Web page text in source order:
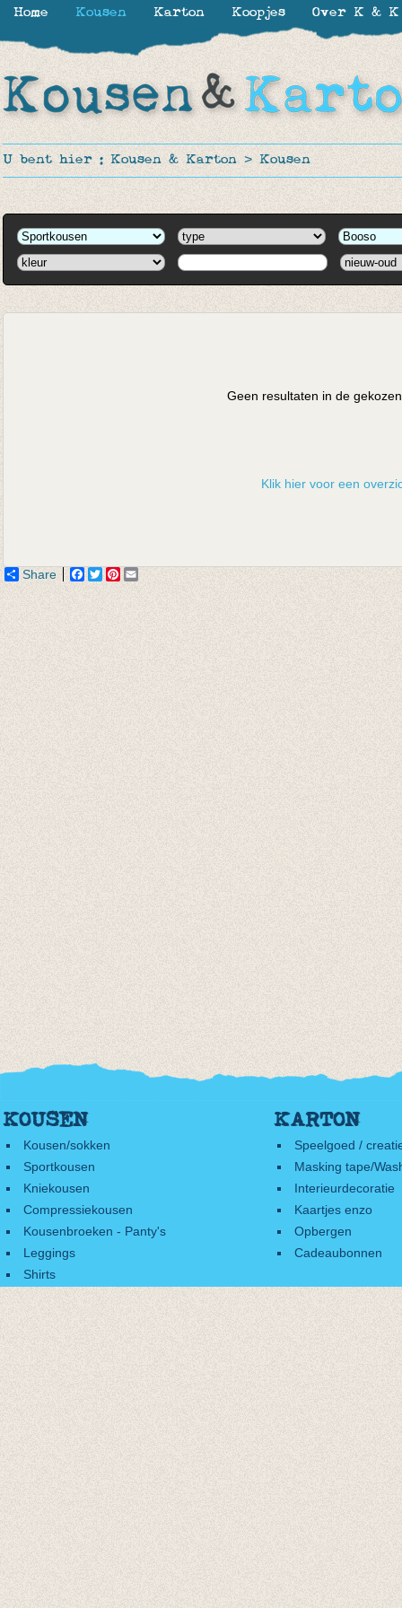
U bent hier : Kousen & Karton > Kousen
Geen resultaten in de
Klik hier voor een
Share Facebook
TwitterPinterest
KOUSEN
Kousen/sokken
Sportkousen
Kniekousen
Compressiekousen
Kousenbroeken - Panty's
Leggings
Shirts
KARTON
Speelgoed /
Masking tape/
Interieurdecoratie
Kaartjes enzo
Opbergen
Cadeaubonnen
Home Kousen Karton Koopjes Over K & K